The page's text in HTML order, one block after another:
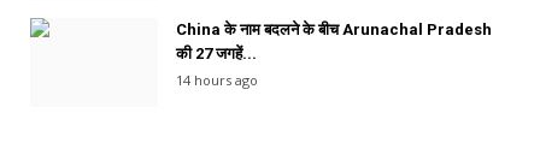
China के नाम बदलने के बीच Arunachal Pradesh
की 27 जगहें...
14 hours ago